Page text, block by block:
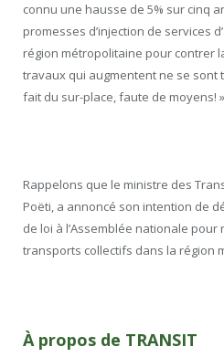
connu une hausse de 5% sur cinq
promesses d’injection de services
région métropolitaine pour contrer
travaux qui augmentent ne se sont
fait du sur-place, faute de moyens!
Rappelons que le ministre des
Poëti, a annoncé son intention de
de loi à l’Assemblée nationale
transports collectifs dans la région
À propos de TRANSIT